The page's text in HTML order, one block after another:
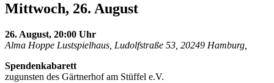
Mittwoch, 26. August
26. August, 20:00 Uhr
Alma Hoppe Lustspielhaus, Ludolfstraße 53, 20249 Hamburg,
Spendenkabarett
zugunsten des Gärtnerhof am Stüffel e.V.